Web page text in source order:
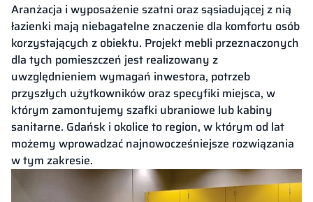
Aranżacja i wyposażenie szatni oraz sąsiadującej z nią
łazienki mają niebagatelne znaczenie dla komfortu osób
korzystających z obiektu. Projekt mebli przeznaczonych
dla tych pomieszczeń jest realizowany z
uwzględnieniem wymagań inwestora, potrzeb
przyszłych użytkowników oraz specyfiki miejsca, w
którym zamontujemy szafki ubraniowe lub kabiny
sanitarne. Gdańsk i okolice to region, w którym od lat
możemy wprowadzać najnowocześniejsze rozwiązania
w tym zakresie.